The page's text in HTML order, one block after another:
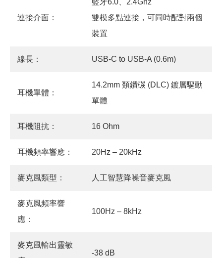
連接介面：
藍牙6.0、2.4Ghz
雙模多點連接，可同時配對兩個
裝置
線長： USB-C to USB-A (0.6m)
耳機單體：
14.2mm 類鑽碳 (DLC) 鍍層驅動
單體
耳機阻抗： 16 Ohm
耳機頻率響應： 20Hz – 20kHz
麥克風類型： 人工智慧降噪音麥克風
麥克風頻率響
應：
100Hz – 8kHz
麥克風輸出靈敏
-38 dB